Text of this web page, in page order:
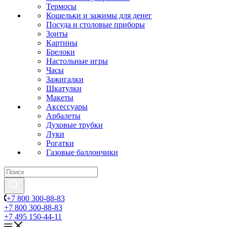
Термосы
Кошельки и зажимы для денег
Посуда и столовые приборы
Зонты
Картины
Брелоки
Настольные игры
Часы
Зажигалки
Шкатулки
Макеты
Аксессуары
Арбалеты
Духовые трубки
Луки
Рогатки
Газовые баллончики
+7 800 300-88-83
+7 800 300-88-83
+7 495 150-44-11